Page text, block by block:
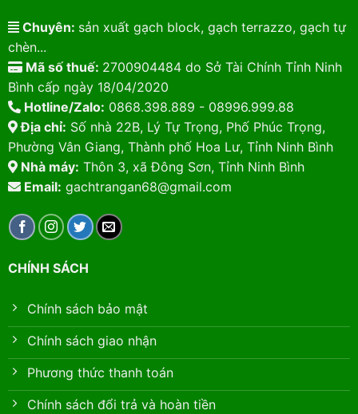
Chuyên: sản xuất gạch block, gạch terrazzo, gạch tự
chèn...
Mã số thuế: 2700904484 do Sở Tài Chính Tỉnh Ninh
Bình cấp ngày 18/04/2020
Hotline/Zalo: 0868.398.889 - 08996.999.88
Địa chỉ: Số nhà 22B, Lý Tự Trọng, Phố Phúc Trọng,
Phường Vân Giang, Thành phố Hoa Lư, Tỉnh Ninh Bình
Nhà máy: Thôn 3, xã Đông Sơn, Tỉnh Ninh Bình
Email: gachtrangan68@gmail.com
CHÍNH SÁCH
Chính sách bảo mật
Chính sách giao nhận
Phương thức thanh toán
Chính sách đổi trả và hoàn tiền